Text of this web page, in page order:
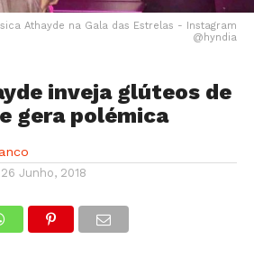
Athayde na Gala das Estrelas - Instagram
@hyndia
inveja glúteos de
gera polémica
26 Junho, 2018